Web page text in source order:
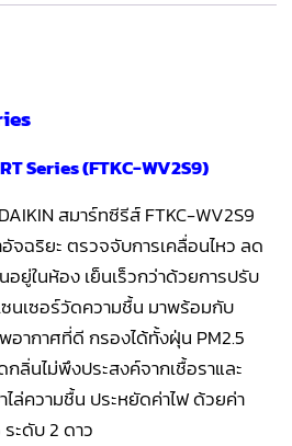
Series (FTKC-WV2S9)
สมาร์ทซีรีส์ FTKC-WV2S9
จฉริยะ ตรวจจับการเคลื่อนไหว ลด
อยู่ในห้อง เย็นเร็วกว่าด้วยการปรับ
ซนเซอร์วัดความชื้น มาพร้อมกับ
ากาศที่ดี กรองได้ทั้งฝุ่น PM2.5
ลิ่นไม่พึงประสงค์จากเชื้อราและ
ล่ความชื้น ประหยัดค่าไฟ ด้วยค่า
ะดับ 2 ดาว